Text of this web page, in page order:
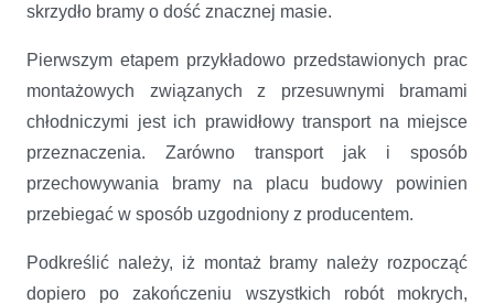
skrzydło bramy o dość znacznej masie.
Pierwszym etapem przykładowo przedstawionych prac
montażowych związanych z przesuwnymi bramami
chłodniczymi jest ich prawidłowy transport na miejsce
przeznaczenia. Zarówno transport jak i sposób
przechowywania bramy na placu budowy powinien
przebiegać w sposób uzgodniony z producentem.
Podkreślić należy, iż montaż bramy należy rozpocząć
dopiero po zakończeniu wszystkich robót mokrych,